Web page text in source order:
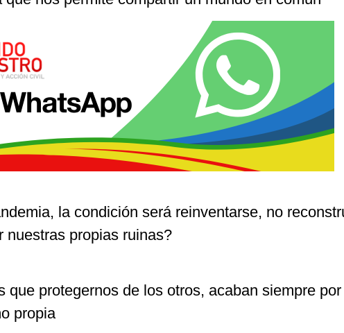
la condición será reinventarse, no
nuestras propias ruinas?
que protegernos de los otros, acaban siempre por
propia